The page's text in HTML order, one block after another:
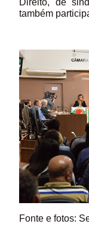
Direito, de
também
Fonte e fotos: